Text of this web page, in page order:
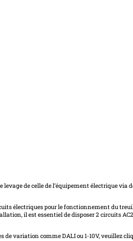
de celle de l’équipement électrique
électriques pour le fonctionnement du
il est essentiel de disposer 2 circuits
variation comme DALI ou 1-10V, veuillez